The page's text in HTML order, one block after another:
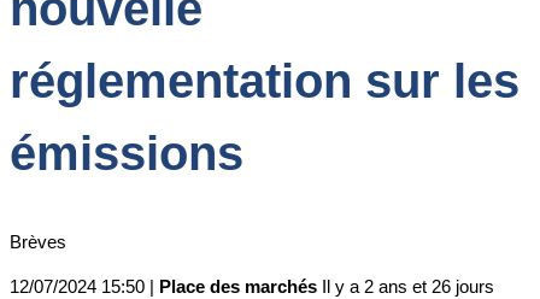
réglementation sur les
émissions
Brèves
12/07/2024 15:50 | Place des marchés Il y a 2 ans et 26 jours